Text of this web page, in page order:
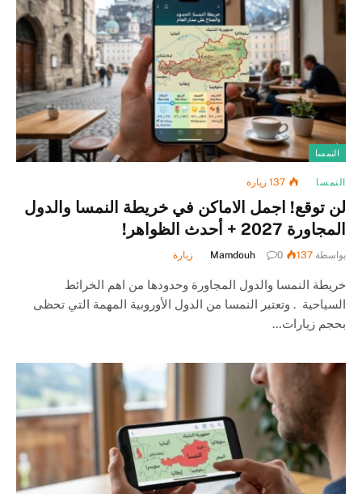
النمسا
النمسا 137 زيارة
لن توقع! اجمل الاماكن في خريطة النمسا والدول
المجاورة 2027 + أحدث الظواهر!
بواسطة Mamdouh 0 137 زيارة
خريطة النمسا والدول المجاورة وحدودها من اهم الخرائط
السياحية . وتعتبر النمسا من الدول الأوروبية المهمة التي تحظى
بحجم زيارات…